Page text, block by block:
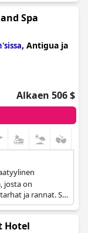
ja
kylpylässä voit
ajan.
Spa
, Antigua ja
Alkaen 506 $
josta on
ja rannat. Se
-ravintolan ja
Hotel